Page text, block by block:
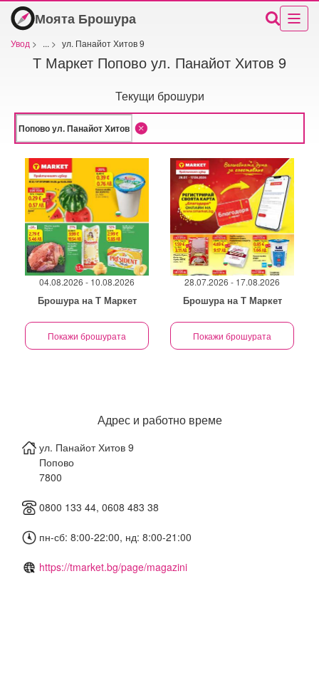
Моята Брошура
Увод > ... > ул. Панайот Хитов 9
Т Маркет Попово ул. Панайот Хитов 9
Текущи брошури
04.08.2026 - 10.08.2026
Брошура на Т Маркет
Покажи брошурата
28.07.2026 - 17.08.2026
Брошура на Т Маркет
Покажи брошурата
Адрес и работно време
ул. Панайот Хитов 9
Попово
7800
0800 133 44, 0608 483 38
пн-сб: 8:00-22:00, нд: 8:00-21:00
https://tmarket.bg/page/magazini